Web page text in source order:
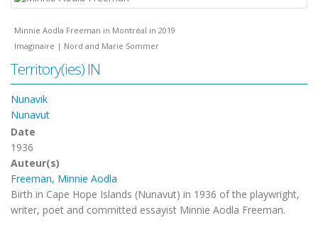
Minnie Aodla Freeman in Montréal in 2019
Imaginaire | Nord and Marie Sommer
Territory(ies) IN
Nunavik
Nunavut
Date
1936
Auteur(s)
Freeman, Minnie Aodla
Birth in Cape Hope Islands (Nunavut) in 1936 of the playwright,
writer, poet and committed essayist Minnie Aodla Freeman.